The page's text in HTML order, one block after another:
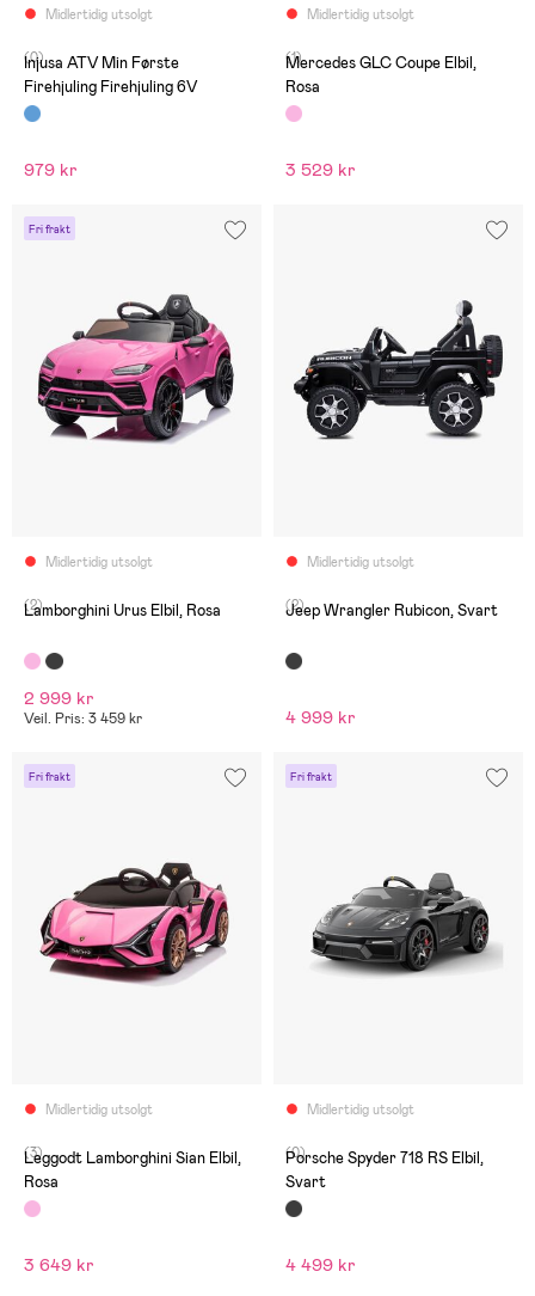
Midlertidig utsolgt
(0)
Injusa ATV Min Første
Firehjuling Firehjuling 6V
979 kr
Midlertidig utsolgt
(1)
Mercedes GLC Coupe Elbil,
Rosa
3 529 kr
Fri frakt
Midlertidig utsolgt
(2)
Lamborghini Urus Elbil, Rosa
2 999 kr
Veil. Pris: 3 459 kr
Midlertidig utsolgt
(2)
Jeep Wrangler Rubicon, Svart
4 999 kr
Fri frakt
Midlertidig utsolgt
(3)
Leggodt Lamborghini Sian Elbil,
Rosa
3 649 kr
Fri frakt
Midlertidig utsolgt
(0)
Porsche Spyder 718 RS Elbil,
Svart
4 499 kr